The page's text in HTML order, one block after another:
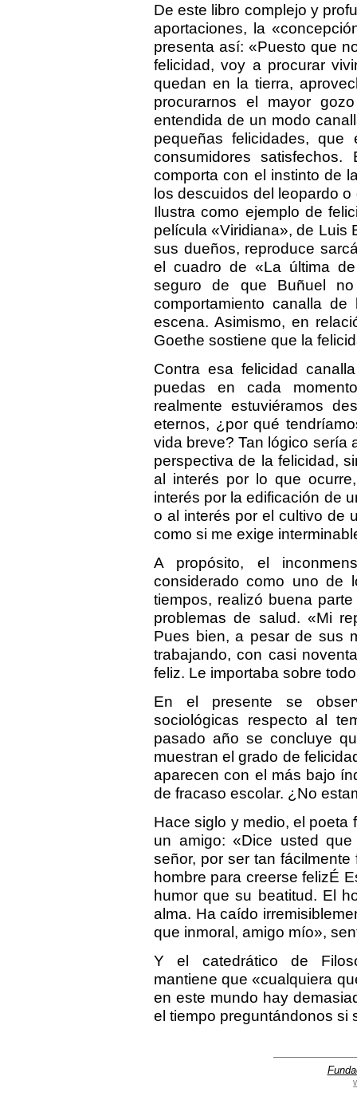
De este libro complejo y
aportaciones, la
presenta así: «Puesto que
felicidad, voy a procurar
quedan en la tierra,
procurarnos el mayor
entendida de un modo
pequeñas felicidades,
consumidores
comporta con el instinto de
los descuidos del leopardo
Ilustra como ejemplo de
película «Viridiana», de Luis
sus dueños, reproduce
el cuadro de «La última
seguro de que Buñuel
comportamiento canalla
escena. Asimismo, en
Goethe sostiene que la
Contra esa felicidad
puedas en cada
realmente estuviéramos
eternos, ¿por qué
vida breve? Tan lógico sería
perspectiva de la felicidad,
al interés por lo que
interés por la edificación de
o al interés por el cultivo de
como si me exige
A propósito, el
considerado como uno de
tiempos, realizó buena
problemas de salud. «Mi
Pues bien, a pesar de sus
trabajando, con casi
feliz. Le importaba sobre
En el presente se
sociológicas respecto al
pasado año se concluye
muestran el grado de
aparecen con el más bajo
de fracaso escolar. ¿No
Hace siglo y medio, el poeta
un amigo: «Dice usted
señor, por ser tan
hombre para creerse felizÉ
humor que su beatitud. El
alma. Ha caído
que inmoral, amigo mío»,
Y el catedrático de
mantiene que «cualquiera
en este mundo hay
el tiempo preguntándonos si